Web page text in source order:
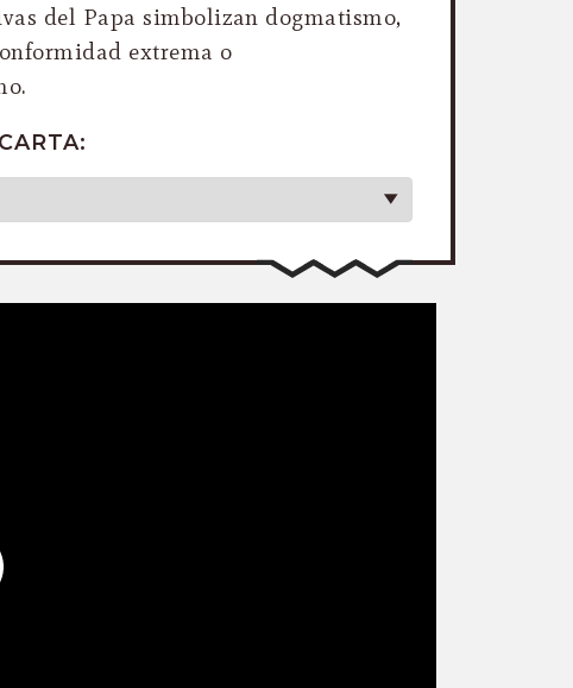
del Papa simbolizan dogmatismo,
extrema o